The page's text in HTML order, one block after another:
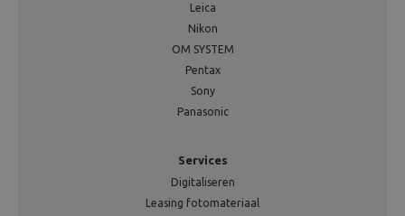
Leica
Nikon
OM SYSTEM
Pentax
Sony
Panasonic
Services
Digitaliseren
Leasing fotomateriaal